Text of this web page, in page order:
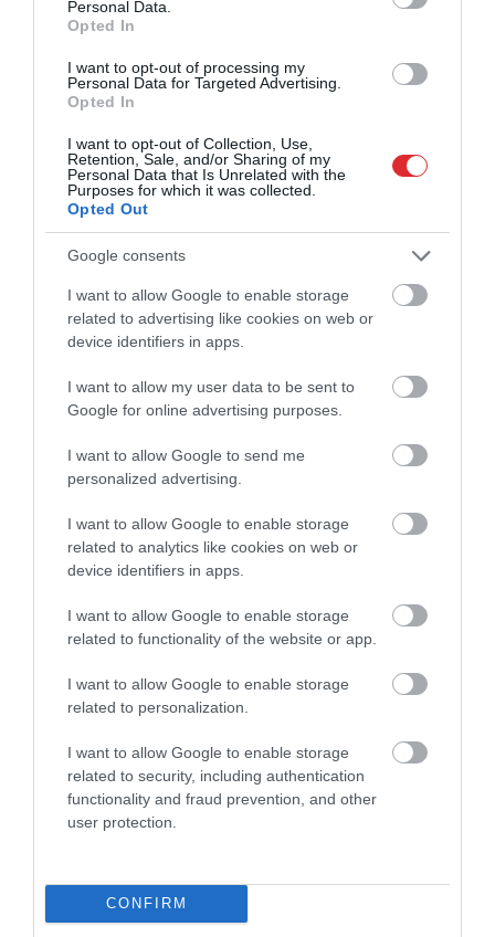
Personal Data.
Opted In
I want to opt-out of processing my
Personal Data for Targeted Advertising.
Opted In
I want to opt-out of Collection, Use,
Retention, Sale, and/or Sharing of my
Personal Data that Is Unrelated with the
Purposes for which it was collected.
Opted Out
Google consents
I want to allow Google to enable storage
related to advertising like cookies on web or
device identifiers in apps.
I want to allow my user data to be sent to
Google for online advertising purposes.
I want to allow Google to send me
personalized advertising.
I want to allow Google to enable storage
related to analytics like cookies on web or
device identifiers in apps.
I want to allow Google to enable storage
related to functionality of the website or app.
I want to allow Google to enable storage
related to personalization.
I want to allow Google to enable storage
related to security, including authentication
functionality and fraud prevention, and other
user protection.
CONFIRM
Ļebedevs pēc “Grand Prix” Rīgā
neslēpj vilšanos: “Mājās finālam
bija jābūt kā minimums”